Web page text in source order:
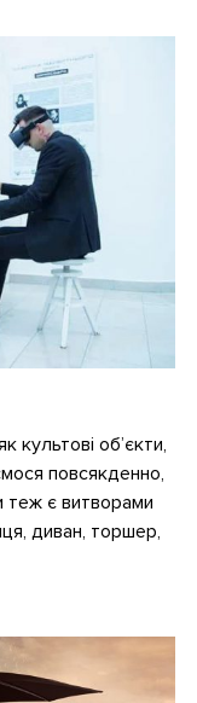
культові об’єкти,
повсякденно,
теж є витворами
диван, торшер,